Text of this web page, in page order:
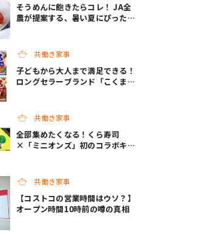
そうめんに飽きたらコレ！ JA全
農が提案する、暑い夏にぴったり
選
共働き家事
子どもから大人まで満足できる！
ロングセラーブランド「こくま
が新発売共働き家事
全部集めたくなる！くら寿司
×「ミニオンズ」初のコラボキャ
共働き家事
【コストコの営業時間はウソ？】
オープン時間10時前の噂の真相